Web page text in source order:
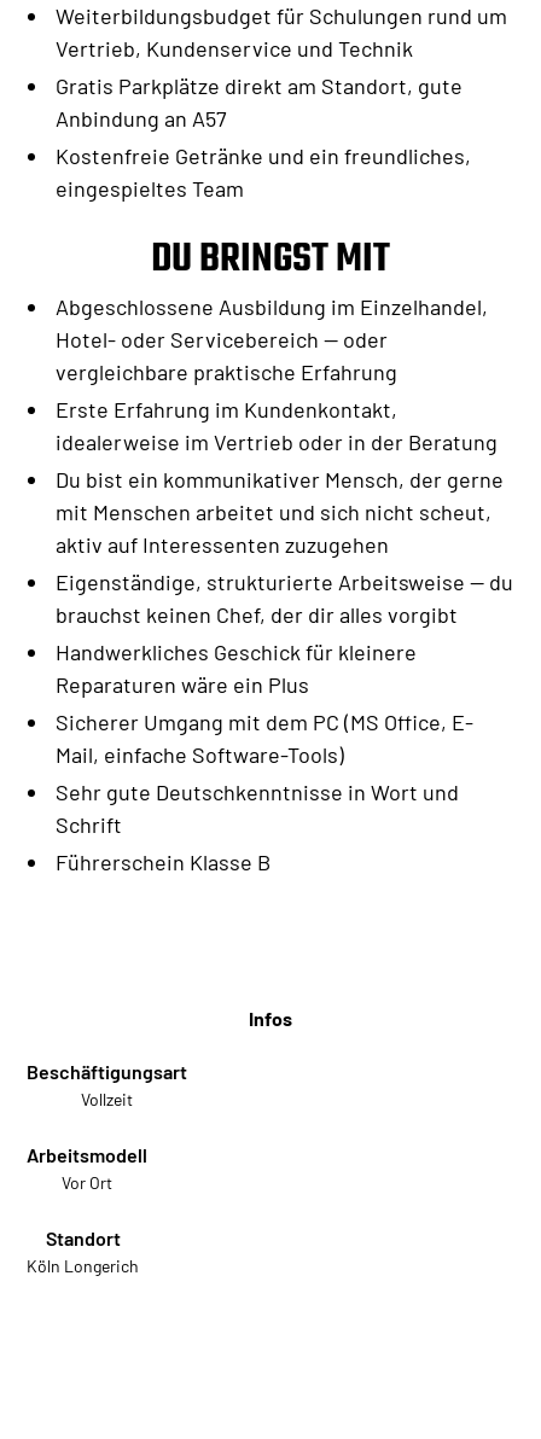
Infos
Beschäftigungsart
Vollzeit
Arbeitsmodell
Vor Ort
Standort
Köln Longerich
Weiterbildungsbudget für Schulungen rund um
Vertrieb, Kundenservice und Technik
Gratis Parkplätze direkt am Standort, gute
Anbindung an A57
Kostenfreie Getränke und ein freundliches,
eingespieltes Team
DU BRINGST MIT
Abgeschlossene Ausbildung im Einzelhandel,
Hotel- oder Servicebereich — oder
vergleichbare praktische Erfahrung
Erste Erfahrung im Kundenkontakt,
idealerweise im Vertrieb oder in der Beratung
Du bist ein kommunikativer Mensch, der gerne
mit Menschen arbeitet und sich nicht scheut,
aktiv auf Interessenten zuzugehen
Eigenständige, strukturierte Arbeitsweise — du
brauchst keinen Chef, der dir alles vorgibt
Handwerkliches Geschick für kleinere
Reparaturen wäre ein Plus
Sicherer Umgang mit dem PC (MS Office, E-
Mail, einfache Software-Tools)
Sehr gute Deutschkenntnisse in Wort und
Schrift
Führerschein Klasse B